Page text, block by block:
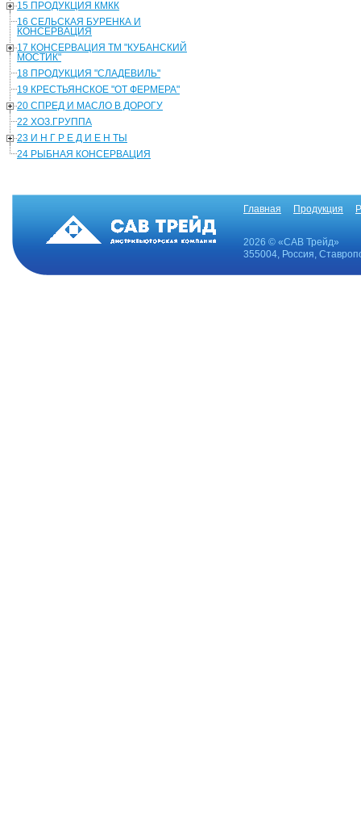
15 ПРОДУКЦИЯ КМКК
16 СЕЛЬСКАЯ БУРЕНКА И
КОНСЕРВАЦИЯ
17 КОНСЕРВАЦИЯ ТМ "КУБАНСКИЙ
МОСТИК"
18 ПРОДУКЦИЯ "СЛАДЕВИЛЬ"
19 КРЕСТЬЯНСКОЕ "ОТ ФЕРМЕРА"
20 СПРЕД И МАСЛО В ДОРОГУ
22 ХОЗ.ГРУППА
23 И Н Г Р Е Д И Е Н ТЫ
24 РЫБНАЯ КОНСЕРВАЦИЯ
Главная Продукция
2026 © «САВ Трейд»
355004, Россия,